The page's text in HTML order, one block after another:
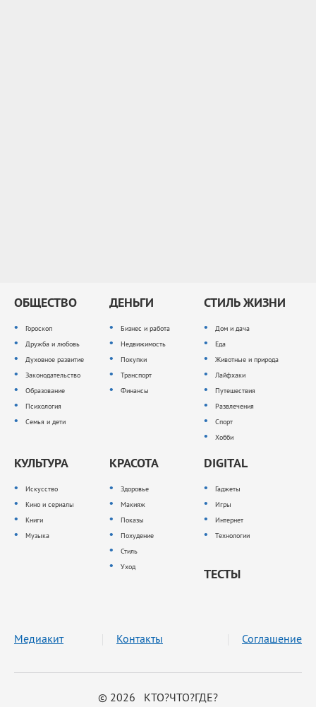
ОБЩЕСТВО
Гороскоп
Дружба и любовь
Духовное развитие
Законодательство
Образование
Психология
Семья и дети
ДЕНЬГИ
Бизнес и работа
Недвижимость
Покупки
Транспорт
Финансы
СТИЛЬ ЖИЗНИ
Дом и дача
Еда
Животные и природа
Лайфхаки
Путешествия
Развлечения
Спорт
Хобби
КУЛЬТУРА
Искусство
Кино и сериалы
Книги
Музыка
КРАСОТА
Здоровье
Макияж
Показы
Похудение
Стиль
Уход
DIGITAL
Гаджеты
Игры
Интернет
Технологии
ТЕСТЫ
© 2026 КТО?ЧТО?ГДЕ?
Медиакит Контакты Соглашение